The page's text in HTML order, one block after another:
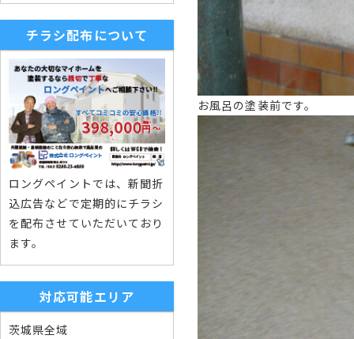
お風呂の塗装前です。
チラシ配布について
ロングペイントでは、新聞折
込広告などで定期的にチラシ
を配布させていただいており
ます。
対応可能エリア
茨城県全域